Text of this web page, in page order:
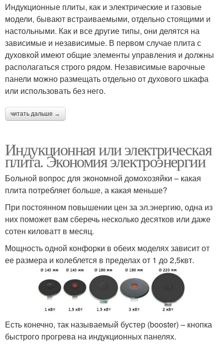
Индукционные плиты, как и электрические и газовые
модели, бывают встраиваемыми, отдельно стоящими и
настольными. Как и все другие типы, они делятся на
зависимые и независимые. В первом случае плита с
духовкой имеют общие элементы управления и должны
располагаться строго рядом. Независимые варочные
панели можно размещать отдельно от духового шкафа
или использовать без него.
читать дальше →
Индукционная или электрическая
плита. Экономия электроэнергии
Больной вопрос для экономной домохозяйки – какая
плита потребляет больше, а какая меньше?
При постоянном повышении цен за эл.энергию, одна из
них поможет вам сберечь несколько десятков или даже
сотен киловатт в месяц.
Мощность одной конфорки в обеих моделях зависит от
ее размера и колеблется в пределах от 1 до 2,5квт.
Есть конечно, так называемый бустер (booster) – кнопка
быстрого прогрева на индукционных панелях.